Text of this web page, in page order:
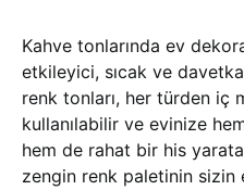
Kahve tonlarında ev
etkileyici, sıcak ve
renk tonları, her türden iç
kullanılabilir ve evinize
hem de rahat bir his
zengin renk paletinin sizin